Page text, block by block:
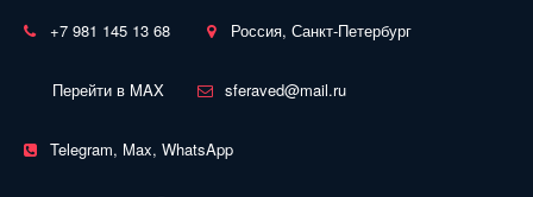
+7 981 145 13 68 Россия, Санкт-Петербург
Перейти в MAX sferaved@mail.ru
Telegram, Max, WhatsApp